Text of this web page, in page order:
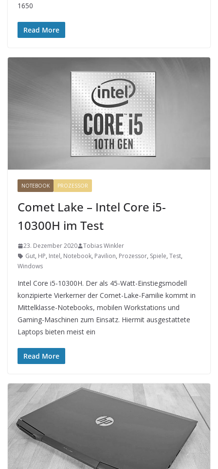
1650
Read More
NOTEBOOK PROZESSOR
Comet Lake – Intel Core i5-
10300H im Test
23. Dezember 2020
Tobias Winkler
Gut, HP, Intel, Notebook, Pavilion, Prozessor, Spiele, Test,
Windows
Intel Core i5-10300H. Der als 45-Watt-Einstiegsmodell
konzipierte Vierkerner der Comet-Lake-Familie kommt in
Mittelklasse-Notebooks, mobilen Workstations und
Gaming-Maschinen zum Einsatz. Hiermit ausgestattete
Laptops bieten meist ein
Read More